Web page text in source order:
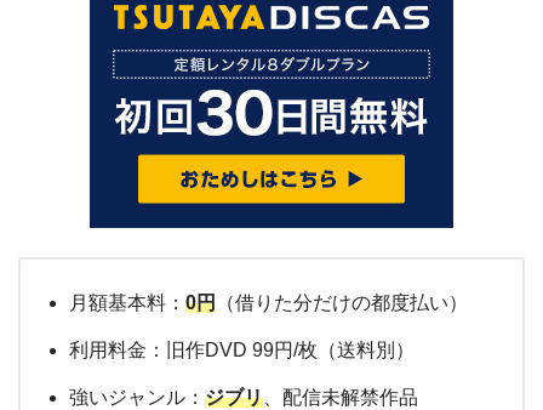
月額基本料： 0円 （借りた分だけの都度払い）
利用料金：旧作DVD 99円/枚（送料別）
強いジャンル： ジブリ 、配信未解禁作品